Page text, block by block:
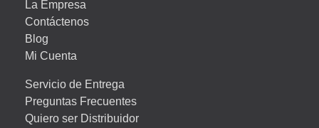
La Empresa
Contáctenos
Blog
Mi Cuenta
Servicio de Entrega
Preguntas Frecuentes
Quiero ser Distribuidor